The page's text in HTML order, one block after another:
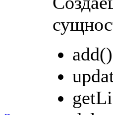
add()